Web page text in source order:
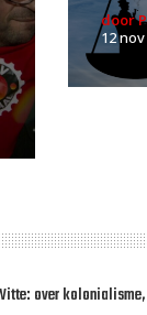
door
12
over